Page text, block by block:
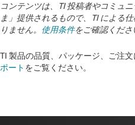
コンテンツは、TI 投稿者やコミュ
ま」提供されるもので、TI による
りません。 使用条件をご確認くださ
TI 製品の品質、パッケージ、ご注文
ポート をご覧ください。